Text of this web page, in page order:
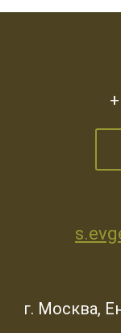
г. Москва,